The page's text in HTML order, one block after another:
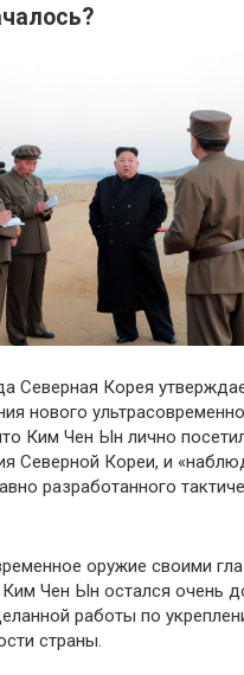
Северная Корея
нового
Ким Чен Ын лично
Северной Кореи, и
разработанного
оружие своими
Чен Ын остался очень
работы по
страны.